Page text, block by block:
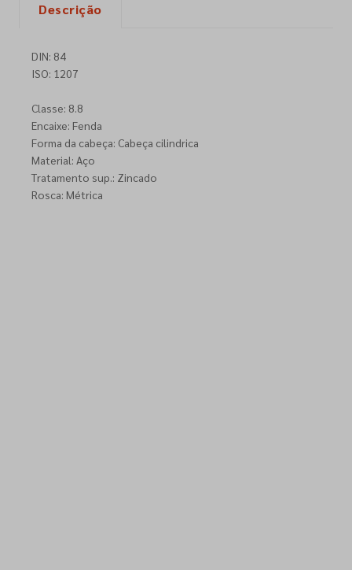
Descrição
DIN: 84
ISO: 1207
Classe: 8.8
Encaixe: Fenda
Forma da cabeça: Cabeça cilindrica
Material: Aço
Tratamento sup.: Zincado
Rosca: Métrica